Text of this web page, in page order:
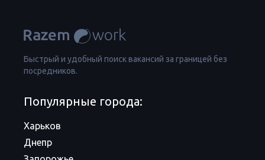
Быстрый и удобный поиск вакансий за границей без
посредников.
Популярные города:
Харьков
Днепр